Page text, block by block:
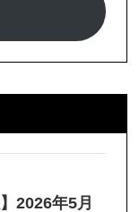
2026年5月